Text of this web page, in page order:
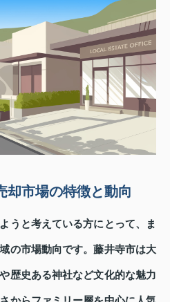
却市場の特徴と動向
うと考えている方にとって、ま
の市場動向です。藤井寺市は大
歴史ある神社など文化的な魅力